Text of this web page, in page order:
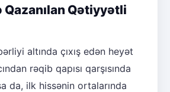
Qazanılan Qətiyyətli
altında çıxış edən heyət
rəqib qapısı qarşısında
da, ilk hissənin ortalarında